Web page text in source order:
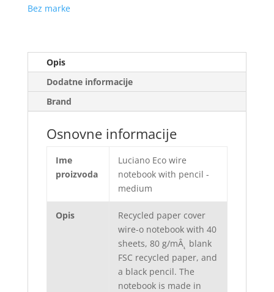
Bez marke
Opis
Dodatne informacije
Brand
Osnovne informacije
Ime
proizvoda
Luciano Eco wire
notebook with pencil -
medium
Opis
Recycled paper cover
wire-o notebook with 40
sheets, 80 g/mÂ˛ blank
FSC recycled paper, and
a black pencil. The
notebook is made in